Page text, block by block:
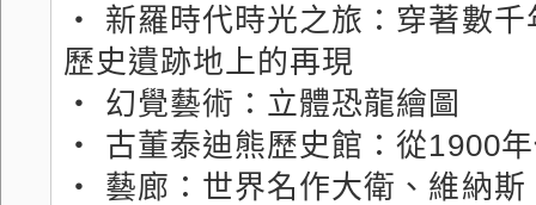
‧ 新羅時代時光之旅：穿著數
歷史遺跡地上的再現
‧ 幻覺藝術：立體恐龍繪圖
‧ 古董泰迪熊歷史館：從1900
‧ 藝廊：世界名作大衛、維納